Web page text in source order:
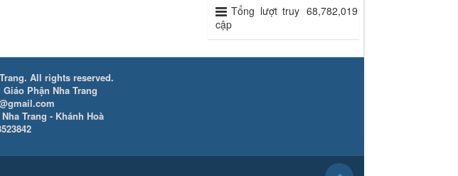
Tổng lượt truy
cập
68,782,019
All rights reserved.
Phận Nha Trang
Trang - Khánh Hoà